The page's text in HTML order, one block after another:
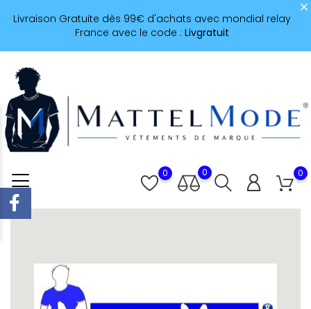
Livraison Gratuite dès 99€ d'achats avec mondial relay
France avec le code : Livgratuit
0
0
0